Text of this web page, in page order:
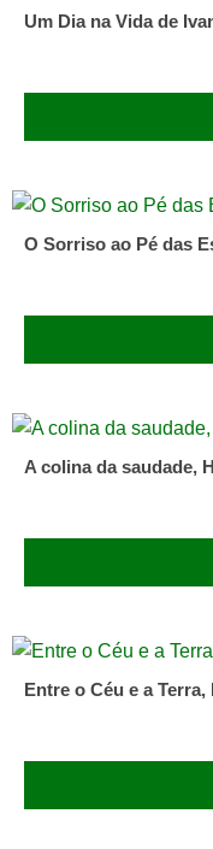
Um Dia na Vida de
O Sorriso ao Pé das
A colina da saudade,
Entre o Céu e a